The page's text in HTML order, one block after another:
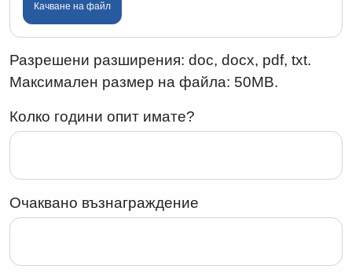
Качване на файл
Разрешени разширения: doc, docx, pdf, txt.
Максимален размер на файла: 50MB.
Колко години опит имате?
Очаквано възнаграждение